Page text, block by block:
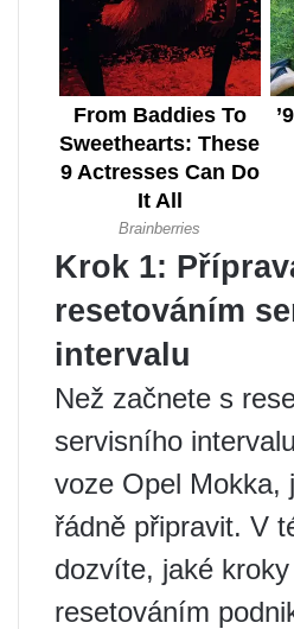
Krok 1:
resetováním
intervalu
Než začnete s
servisního
voze Opel Mokka,
řádně připravit. V
dozvíte, jaké
resetováním